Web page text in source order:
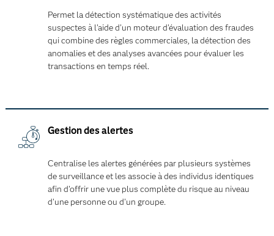
Permet la détection systématique des activités
suspectes à l'aide d'un moteur d'évaluation des fraudes
qui combine des règles commerciales, la détection des
anomalies et des analyses avancées pour évaluer les
transactions en temps réel.
Gestion des alertes
Centralise les alertes générées par plusieurs systèmes
de surveillance et les associe à des individus identiques
afin d'offrir une vue plus complète du risque au niveau
d'une personne ou d'un groupe.